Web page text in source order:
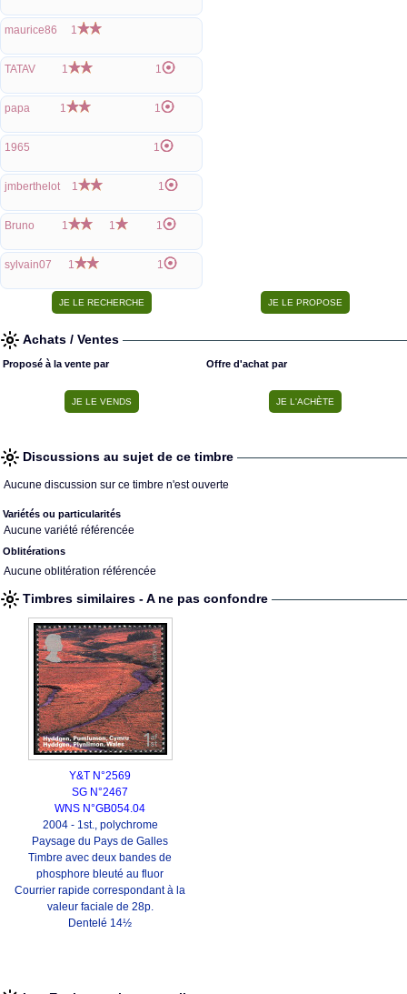
maurice86 1
TATAV 1 1
papa 1 1
1965 1
jmberthelot 1 1
Bruno 1 1 1
sylvain07 1 1
Achats / Ventes
Proposé à la vente par Offre d'achat par
Discussions au sujet de ce timbre
Aucune discussion sur ce timbre n'est ouverte
Variétés ou particularités
Aucune variété référencée
Oblitérations
Aucune oblitération référencée
Timbres similaires - A ne pas confondre
Y&T N°2569
SG N°2467
WNS N°GB054.04
2004 - 1st., polychrome
Paysage du Pays de Galles
Timbre avec deux bandes de
phosphore bleuté au fluor
Courrier rapide correspondant à la
valeur faciale de 28p.
Dentelé 14½